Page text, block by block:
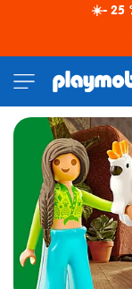
☀️- 25